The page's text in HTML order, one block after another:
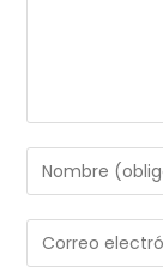
Introduce
tu
nombre
Introduce
tu